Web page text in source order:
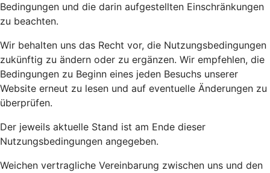
Bedingungen und die darin aufgestellten Einschränkungen
zu beachten.
Wir behalten uns das Recht vor, die Nutzungsbedingungen
zukünftig zu ändern oder zu ergänzen. Wir empfehlen, die
Bedingungen zu Beginn eines jeden Besuchs unserer
Website erneut zu lesen und auf eventuelle Änderungen zu
überprüfen.
Der jeweils aktuelle Stand ist am Ende dieser
Nutzungsbedingungen angegeben.
Weichen vertragliche Vereinbarung zwischen uns und den